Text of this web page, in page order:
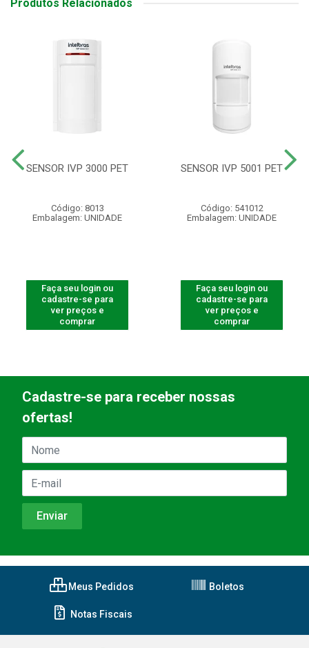
Produtos Relacionados
SENSOR IVP 3000 PET
Código: 8013
Embalagem: UNIDADE
Faça seu login ou
cadastre-se para
ver preços e
comprar
SENSOR IVP 5001 PET
Código: 541012
Embalagem: UNIDADE
Faça seu login ou
cadastre-se para
ver preços e
comprar
Cadastre-se para receber nossas
ofertas!
Meus Pedidos Boletos
Notas Fiscais